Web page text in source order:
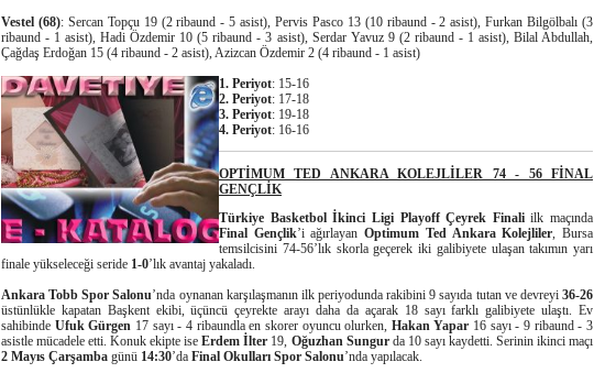
Vestel (68): Sercan Topçu 19 (2 ribaund - 5 asist), Pervis Pasco 13 (10 ribaund - 2 asist), Furkan Bilgölbalı (3
ribaund - 1 asist), Hadi Özdemir 10 (5 ribaund - 3 asist), Serdar Yavuz 9 (2 ribaund - 1 asist), Bilal Abdullah,
Çağdaş Erdoğan 15 (4 ribaund - 2 asist), Azizcan Özdemir 2 (4 ribaund - 1 asist)
1. Periyot: 15-16
2. Periyot: 17-18
3. Periyot: 19-18
4. Periyot: 16-16
OPTİMUM TED ANKARA KOLEJLİLER 74 - 56 FİNAL
GENÇLİK
Türkiye Basketbol İkinci Ligi Playoff Çeyrek Finaliilk maçında
Final Gençlik’i ağırlayanOptimum Ted Ankara Kolejliler , Bursa
temsilcisini 74-56’lık skorla geçerek iki galibiyete ulaşan takımın yarı
finale yükseleceği seride 1-0’lık avantaj yakaladı.
Ankara Tobb Spor Salonu’nda oynanan karşılaşmanın ilk periyodunda rakibini 9 sayıda tutan ve devreyi36-26
üstünlükle kapatan Başkent ekibi, üçüncü çeyrekte arayı daha da açarak 18 sayı farklı galibiyete ulaştı. Ev
sahibinde Ufuk Gürgen 17 sayı - 4 ribaundla en skorer oyuncu olurken, Hakan Yapar 16 sayı - 9 ribaund - 3
asistle mücadele etti. Konuk ekipte iseErdem İlter 19, Oğuzhan Sungur da 10 sayı kaydetti. Serinin ikinci maçı
2 Mayıs Çarşamba günü 14:30’da Final Okulları Spor Salonu’nda yapılacak.